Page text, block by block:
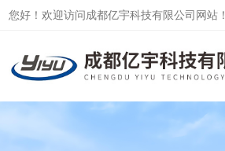
您好！欢迎访问成都亿宇科技有限公司网站！